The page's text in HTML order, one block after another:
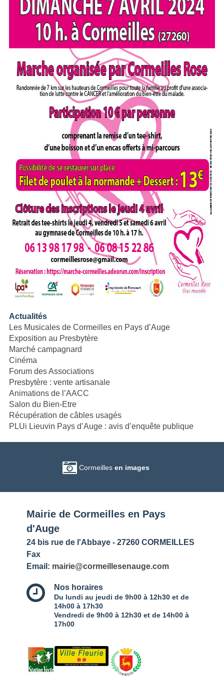
Actualités
Les Musicales de Cormeilles en Pays d’Auge
Exposition au Presbytère
Marché campagnard
Cinéma
Forum des Associations
Presbytère : vente artisanale
Animations de l’AACC
Salon du Bien-Etre
Récupération de câbles usagés
PLUi Lieuvin Pays d’Auge : avis d’enquête publique
Cormeillesen images
Mairie de Cormeilles en Pays
d'Auge
24 bis rue de l'Abbaye - 27260 CORMEILLES
Fax
Email: mairie@cormeillesenauge.com
Nos horaires
Du lundi au jeudi de 9h00 à 12h30 et de
14h00 à 17h30
Vendredi de 9h00 à 12h30 et de 14h00 à
17h00